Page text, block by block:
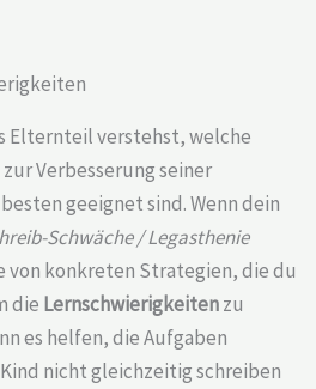
Elternteil verstehst, welche
Verbesserung seiner
geeignet sind. Wenn dein
Schwäche / Legasthenie
von konkreten Strategien, die du
die Lernschwierigkeitenzu
es helfen, die Aufgaben
nicht gleichzeitig schreiben